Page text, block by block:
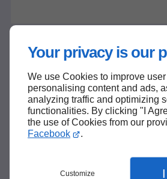
Your privacy is our
We use Cookies to improve
personalising content and ads,
analyzing traffic and optimizing
functionalities. By clicking "I
the use of Cookies from our
Facebook
.
Customize